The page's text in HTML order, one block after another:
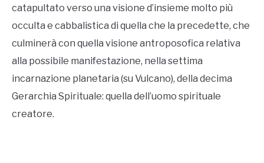
catapultato verso una visione d’insieme molto più
occulta e cabbalistica di quella che la precedette, che
culminerà con quella visione antroposofica relativa
alla possibile manifestazione, nella settima
incarnazione planetaria (su Vulcano), della decima
Gerarchia Spirituale: quella dell’uomo spirituale
creatore.